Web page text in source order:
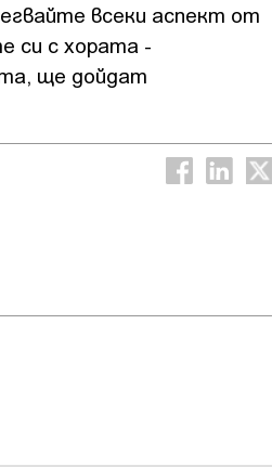
всеки аспект от
си с хората -
ще дойдат